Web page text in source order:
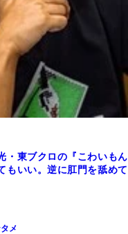
・東ブクロの『こわいもん
もいい。逆に肛門を舐めて
メ